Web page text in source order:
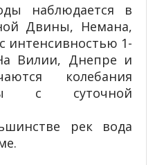
наблюдается в
Двины, Немана,
интенсивностью 1-
Вилии, Днепре и
колебания
с суточной
рек вода